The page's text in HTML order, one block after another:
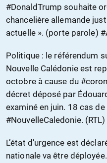
#DonaldTrump souhaite
chancelière allemande
actuelle ». (porte parole)
Politique : le référendum
Nouvelle Calédonie est
octobre à cause du
décret déposé par
examiné en juin. 18 cas
#NouvelleCaledonie. (RTL)
L’état d’urgence est
nationale va être